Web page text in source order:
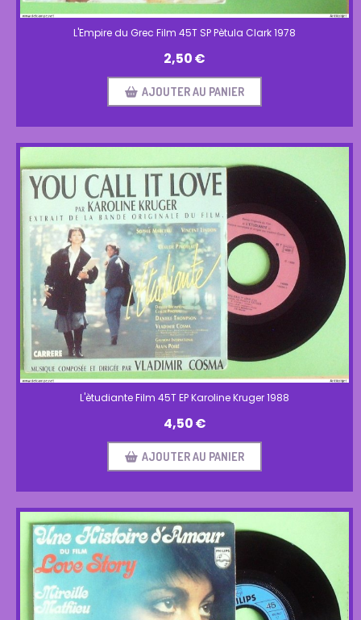
L'Empire du Grec Film 45T SP Pètula Clark 1978
2,50€
AJOUTER AU PANIER
L'ètudiante Film 45T EP Karoline Kruger 1988
4,50€
AJOUTER AU PANIER